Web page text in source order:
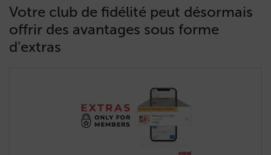
Votre club de fidélité peut désormais
offrir des avantages sous forme
d’extras